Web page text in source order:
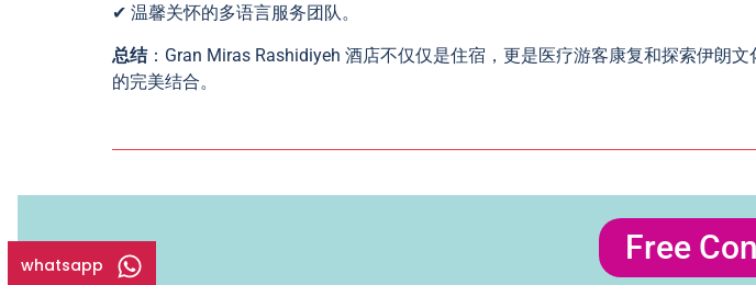
✔ 温馨关怀的多语言服务团队。
总结：Gran Miras Rashidiyeh 酒店不仅仅是住宿，更是医疗游客康复和探索伊朗
的完美结合。
Free
whatsapp